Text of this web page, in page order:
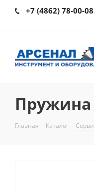
+7 (4862) 78-00-08
Пружина
Главная - Каталог -